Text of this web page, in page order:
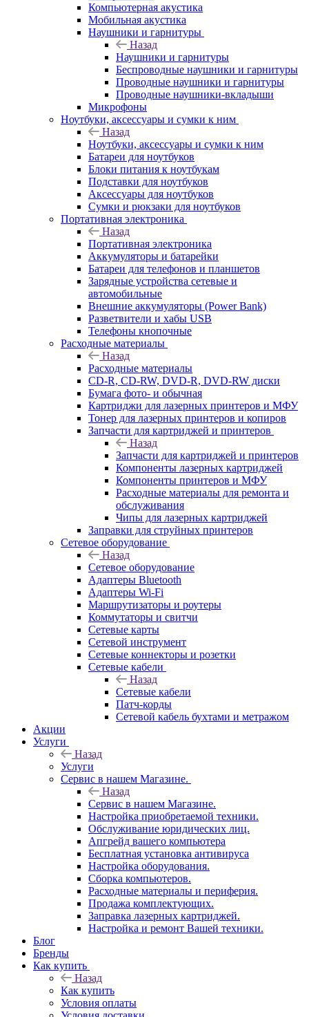
Компьютерная акустика
Мобильная акустика
Наушники и гарнитуры
Назад
Наушники и гарнитуры
Беспроводные наушники и гарнитуры
Проводные наушники и гарнитуры
Проводные наушники-вкладыши
Микрофоны
Ноутбуки, аксессуары и сумки к ним
Назад
Ноутбуки, аксессуары и сумки к ним
Батареи для ноутбуков
Блоки питания к ноутбукам
Подставки для ноутбуков
Аксессуары для ноутбуков
Сумки и рюкзаки для ноутбуков
Портативная электроника
Назад
Портативная электроника
Аккумуляторы и батарейки
Батареи для телефонов и планшетов
Зарядные устройства сетевые и
автомобильные
Внешние аккумуляторы (Power Bank)
Разветвители и хабы USB
Телефоны кнопочные
Расходные материалы
Назад
Расходные материалы
CD-R, CD-RW, DVD-R, DVD-RW диски
Бумага фото- и обычная
Картриджи для лазерных принтеров и МФУ
Тонер для лазерных принтеров и копиров
Запчасти для картриджей и принтеров
Назад
Запчасти для картриджей и принтеров
Компоненты лазерных картриджей
Компоненты принтеров и МФУ
Расходные материалы для ремонта и
обслуживания
Чипы для лазерных картриджей
Заправки для струйных принтеров
Сетевое оборудование
Назад
Сетевое оборудование
Адаптеры Bluetooth
Адаптеры Wi-Fi
Маршрутизаторы и роутеры
Коммутаторы и свитчи
Сетевые карты
Сетевой инструмент
Сетевые коннекторы и розетки
Сетевые кабели
Назад
Сетевые кабели
Патч-корды
Сетевой кабель бухтами и метражом
Акции
Услуги
Назад
Услуги
Сервис в нашем Магазине.
Назад
Сервис в нашем Магазине.
Настройка приобретаемой техники.
Обслуживание юридических лиц.
Апгрейд вашего компьютера
Бесплатная установка антивируса
Настройка оборудования.
Сборка компьютеров.
Расходные материалы и периферия.
Продажа комплектующих.
Заправка лазерных картриджей.
Настройка и ремонт Вашей техники.
Блог
Бренды
Как купить
Назад
Как купить
Условия оплаты